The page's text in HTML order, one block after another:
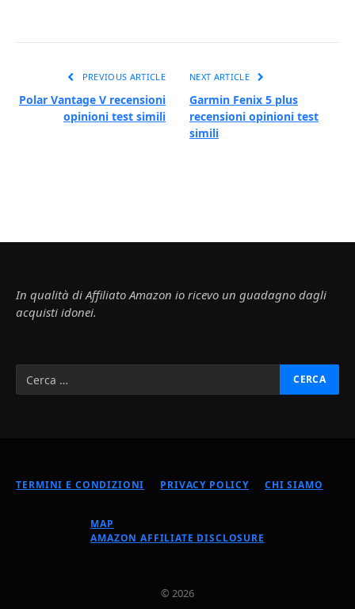
PREVIOUS ARTICLE
Polar Vantage V recensioni
opinioni test simili
NEXT ARTICLE
Garmin Fenix 5 plus
recensioni opinioni test
simili
In qualità di Affiliato Amazon io ricevo un guadagno dagli
acquisti idonei.
TERMINI E CONDIZIONI PRIVACY POLICY CHI SIAMO
MAP
AMAZON AFFILIATE DISCLOSURE
© 2026